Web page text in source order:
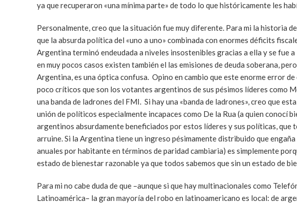
ya que recuperaron «una mínima parte» de todo lo que históricamente les
Personalmente, creo que la situación fue muy diferente. Para mi la historia
que la absurda política del «uno a uno» combinada con enormes déficits
Argentina terminó endeudada a niveles insostenibles gracias a ella y se fue
en muy pocos casos existen también el las emisiones de deuda soberana,
Argentina, es una óptica confusa. Opino en cambio que este enorme error
poco críticos que son los votantes argentinos de sus pésimos líderes como
una banda de ladrones del FMI. Si hay una «banda de ladrones», creo que
unión de políticos especialmente incapaces como De la Rua (a quien conocí
argentinos absurdamente beneficiados por estos líderes y sus políticas, que
arruine. Si la Argentina tiene un ingreso pésimamente distribuido que
anuales por habitante en términos de paridad cambiaria) es simplemente
estado de bienestar razonable ya que todos sabemos que sin un estado de
Para mi no cabe duda de que –aunque si que hay multinacionales como
Latinoamérica– la gran mayoría del robo en latinoamericano es local: de